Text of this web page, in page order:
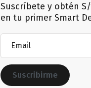
Suscríbete y obtén
en tu primer Smart
(Obligatorio)